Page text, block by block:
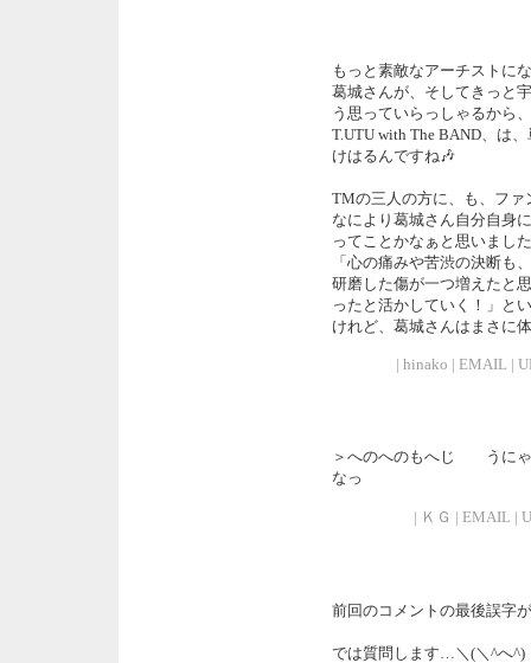
もっと素敵なアーチストに
葛城さんが、そしてきっと
う思っていらっしゃるから、
T.UTU with The BAND、は
けはるんですね🎶
TMの三人の方に、も、ファ
なにより葛城さん自分自身
ってことかなぁと思いまし
「心の痛みや苦渋の決断も
研磨した傷が一つ増えたと
ったと活かしていく！」と
けれど、葛城さんはまさに
| hinako | EMAIL |
＞へのへのもへじ うにゃ
なっ
| ＫＧ | EMAIL |
前回のコメントの最後誤字
では質問します…＼(＼^へ^)